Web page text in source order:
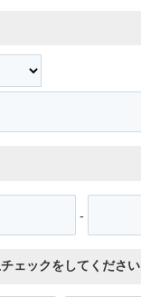
-
ェックをしてください